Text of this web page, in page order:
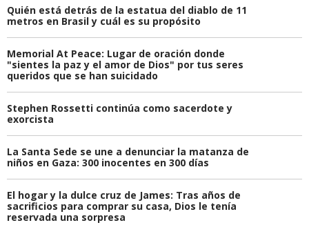
Quién está detrás de la estatua del diablo de 11
metros en Brasil y cuál es su propósito
Memorial At Peace: Lugar de oración donde
"sientes la paz y el amor de Dios" por tus seres
queridos que se han suicidado
Stephen Rossetti continúa como sacerdote y
exorcista
La Santa Sede se une a denunciar la matanza de
niños en Gaza: 300 inocentes en 300 días
El hogar y la dulce cruz de James: Tras años de
sacrificios para comprar su casa, Dios le tenía
reservada una sorpresa